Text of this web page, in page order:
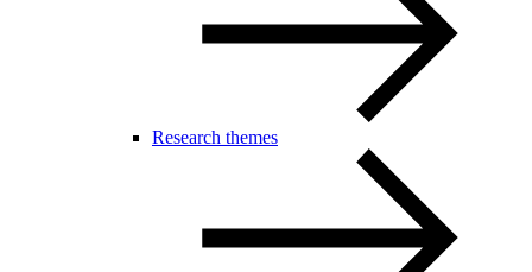
Research themes